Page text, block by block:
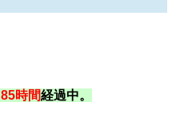
85時間経過中。